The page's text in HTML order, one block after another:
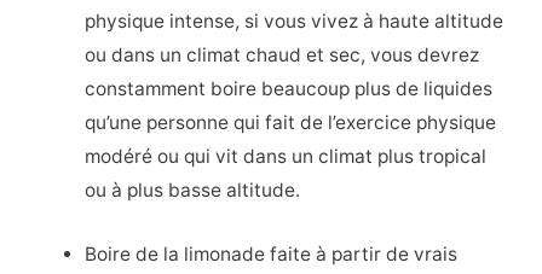
physique intense, si vous vivez à haute altitude
ou dans un climat chaud et sec, vous devrez
constamment boire beaucoup plus de liquides
qu’une personne qui fait de l’exercice physique
modéré ou qui vit dans un climat plus tropical
ou à plus basse altitude.
Boire de la limonade faite à partir de vrais